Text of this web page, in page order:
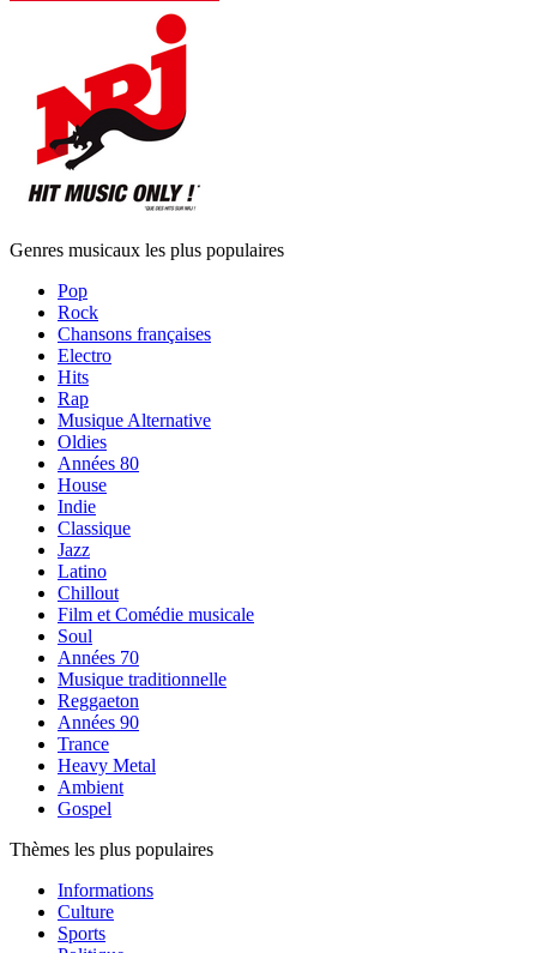
Genres musicaux les plus populaires
Pop
Rock
Chansons françaises
Electro
Hits
Rap
Musique Alternative
Oldies
Années 80
House
Indie
Classique
Jazz
Latino
Chillout
Film et Comédie musicale
Soul
Années 70
Musique traditionnelle
Reggaeton
Années 90
Trance
Heavy Metal
Ambient
Gospel
Thèmes les plus populaires
Informations
Culture
Sports